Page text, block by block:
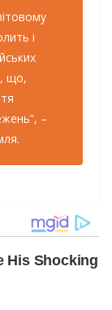
і
що,
–